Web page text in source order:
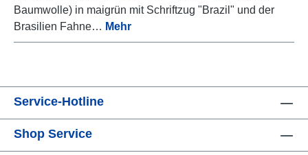
Baumwolle) in maigrün mit Schriftzug "Brazil" und der
Brasilien Fahne… Mehr
Service-Hotline
Shop Service